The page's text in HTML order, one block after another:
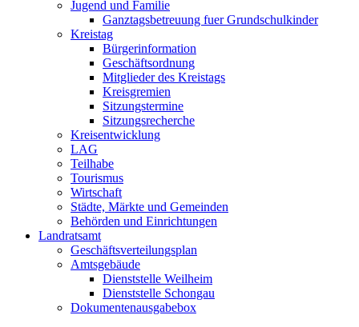
Jugend und Familie
Ganztagsbetreuung fuer Grundschulkinder
Kreistag
Bürgerinformation
Geschäftsordnung
Mitglieder des Kreistags
Kreisgremien
Sitzungstermine
Sitzungsrecherche
Kreisentwicklung
LAG
Teilhabe
Tourismus
Wirtschaft
Städte, Märkte und Gemeinden
Behörden und Einrichtungen
Landratsamt
Geschäftsverteilungsplan
Amtsgebäude
Dienststelle Weilheim
Dienststelle Schongau
Dokumentenausgabebox